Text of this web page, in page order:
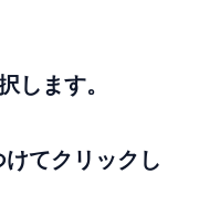
します。
てクリックし